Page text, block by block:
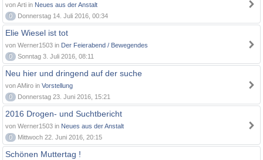
von Arti in Neues aus der Anstalt
0
Donnerstag 14. Juli 2016, 00:34
Elie Wiesel ist tot
von Werner1503 in Der Feierabend / Bewegendes
0
Sonntag 3. Juli 2016, 08:11
Neu hier und dringend auf der suche
von AMiro in Vorstellung
0
Donnerstag 23. Juni 2016, 15:21
2016 Drogen- und Suchtbericht
von Werner1503 in Neues aus der Anstalt
0
Mittwoch 22. Juni 2016, 20:15
Schönen Muttertag !